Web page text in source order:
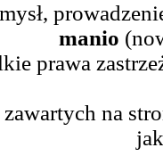
manio
prawa
zawartych na